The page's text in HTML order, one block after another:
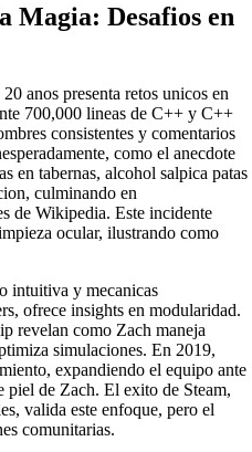
Magia: Desafios en
anos presenta retos unicos en
700,000 lineas de C++ y C++
consistentes y comentarios
como el anecdote
en tabernas, alcohol salpica patas
culminando en
de Wikipedia. Este incidente
ocular, ilustrando como
intuitiva y mecanicas
ofrece insights en modularidad.
revelan como Zach maneja
simulaciones. En 2019,
expandiendo el equipo ante
piel de Zach. El exito de Steam,
valida este enfoque, pero el
comunitarias.